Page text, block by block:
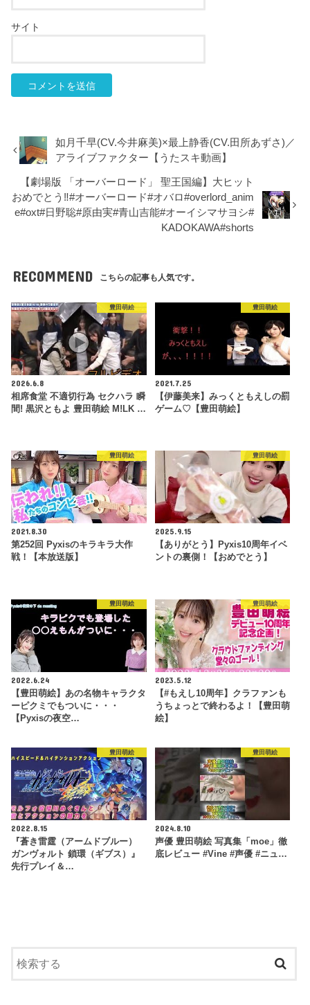
サイト
如月千早(CV.今井麻美)×最上静香(CV.田所あずさ)／
アライブファクター【うたスキ動画】
【劇場版 「オーバーロード」 聖王国編】大ヒット
おめでとう‼︎#オーバーロード#オバロ#overlord_anim
e#oxt#日野聡#原由実#青山吉能#オーイシマサヨシ#
KADOKAWA#shorts
RECOMMEND こちらの記事も人気です。
豊田萌絵
2026.6.8
相席食堂 不適切行為 セクハラ 瞬
間! 黒沢ともよ 豊田萌絵 M!LK …
豊田萌絵
2021.7.25
【伊藤美来】みっくともえしの罰
ゲーム♡【豊田萌絵】
豊田萌絵
2021.8.30
第252回 Pyxisのキラキラ大作
戦！【本放送版】
豊田萌絵
2025.9.15
【ありがとう】Pyxis10周年イベ
ントの裏側！【おめでとう】
豊田萌絵
2022.6.24
【豊田萌絵】あの名物キャラクタ
ーピクミでもついに・・・
【Pyxisの夜空…
豊田萌絵
2023.5.12
【#もえし10周年】クラファンも
うちょっとで終わるよ！【豊田萌
絵】
豊田萌絵
2022.8.15
『蒼き雷霆（アームドブルー）
ガンヴォルト 鎖環（ギブス）』
先行プレイ＆…
豊田萌絵
2024.8.10
声優 豊田萌絵 写真集「moe」徹
底レビュー #Vine #声優 #ニュ…